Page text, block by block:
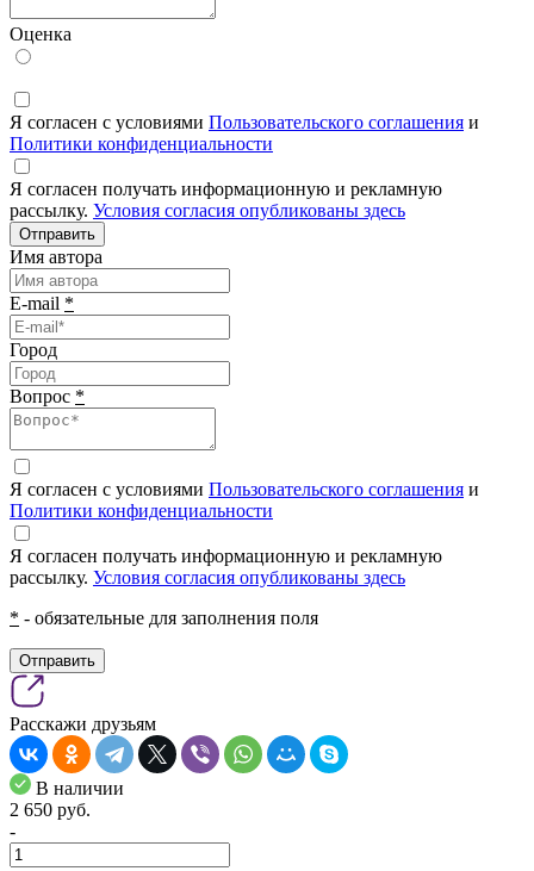
Оценка
Я согласен с условиями Пользовательского соглашения и
Политики конфиденциальности
Я согласен получать информационную и рекламную
рассылку. Условия согласия опубликованы здесь
Отправить
Имя автора
E-mail *
Город
Вопрос *
Я согласен с условиями Пользовательского соглашения и
Политики конфиденциальности
Я согласен получать информационную и рекламную
рассылку. Условия согласия опубликованы здесь
* - обязательные для заполнения поля
Отправить
Расскажи друзьям
В наличии
2 650 pуб.
-